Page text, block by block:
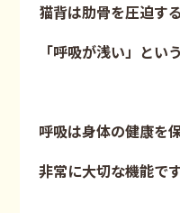
猫背は肋骨を圧迫す
「呼吸が浅い」とい
呼吸は身体の健康を
非常に大切な機能です